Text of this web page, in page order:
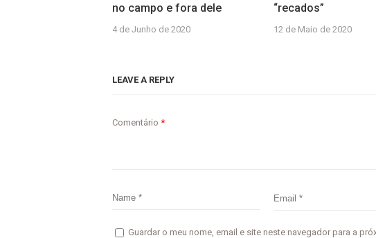
no campo e fora dele
4 de Junho de 2020
“recados”
12 de Maio de 2020
LEAVE A REPLY
Comentário *
Guardar o meu nome, email e site neste navegador para a